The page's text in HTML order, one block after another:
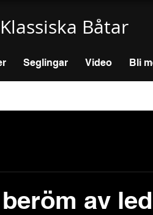
Klassiska Båtar
Seglingar Video Bli
av